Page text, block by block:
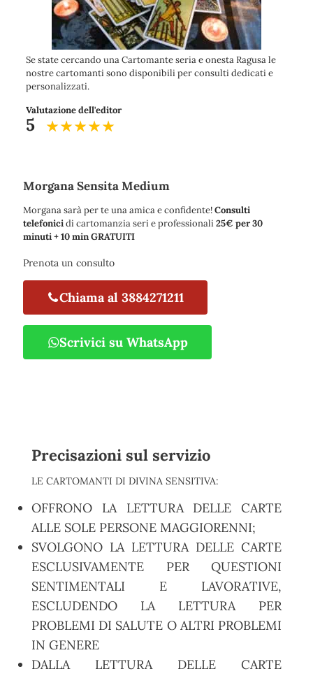
Se state cercando una Cartomante seria e onesta Ragusa le
nostre cartomanti sono disponibili per consulti dedicati e
personalizzati.
Valutazione dell'editor
5
Morgana Sensita Medium
Morgana sarà per te una amica e confidente!Consulti
telefonicidi cartomanzia seri e professionali25€ per 30
minuti + 10 min GRATUITI
Prenota un consulto
Chiama al 3884271211
Scrivici su WhatsApp
Precisazioni sul servizio
LE CARTOMANTI DI DIVINA SENSITIVA:
OFFRONO LA LETTURA DELLE CARTE
ALLE SOLE PERSONE MAGGIORENNI;
SVOLGONO LA LETTURA DELLE CARTE
ESCLUSIVAMENTE PER QUESTIONI
SENTIMENTALI E LAVORATIVE,
ESCLUDENDO LA LETTURA PER
PROBLEMI DI SALUTE O ALTRI PROBLEMI
IN GENERE
DALLA LETTURA DELLE CARTE